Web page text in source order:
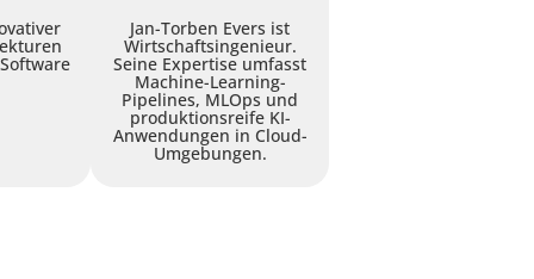
Jan-Torben Evers ist
Wirtschaftsingenieur.
Seine Expertise umfasst
Machine-Learning-
Pipelines, MLOps und
produktionsreife KI-
Anwendungen in Cloud-
Umgebungen.